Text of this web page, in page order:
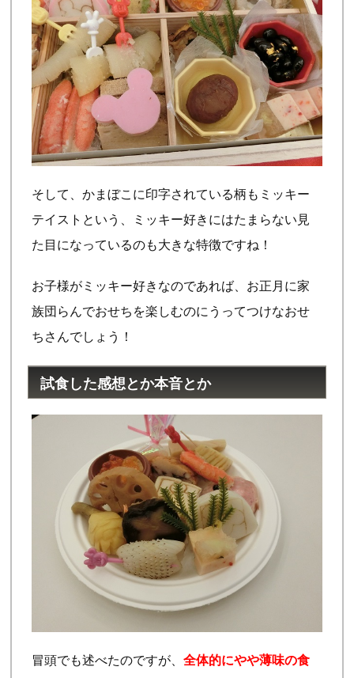
そして、かまぼこに印字されている柄もミッキー
テイストという、ミッキー好きにはたまらない見
た目になっているのも大きな特徴ですね！
お子様がミッキー好きなのであれば、お正月に家
族団らんでおせちを楽しむのにうってつけなおせ
ちさんでしょう！
試食した感想とか本音とか
冒頭でも述べたのですが、全体的にやや薄味の食